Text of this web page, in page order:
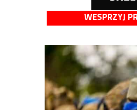
WESPRZYJ